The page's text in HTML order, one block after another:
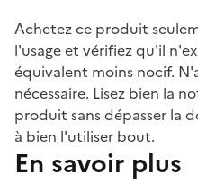
Achetez ce produit
l'usage et vérifiez qu'il
équivalent moins nocif.
nécessaire. Lisez bien la
produit sans dépasser la
à bien l'utiliser bout.
En savoir plus